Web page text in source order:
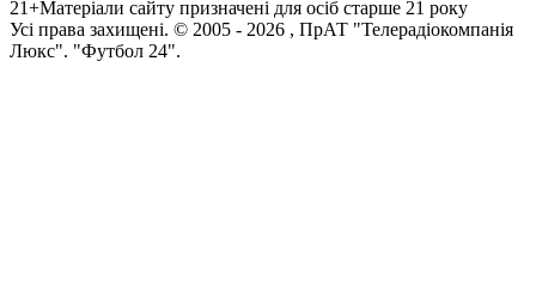
21+Матеріали сайту призначені для осіб старше 21 року
Усi права захищенi. © 2005 - 2026 , ПрАТ "Телерадіокомпанія
Люкс". "Футбол 24".